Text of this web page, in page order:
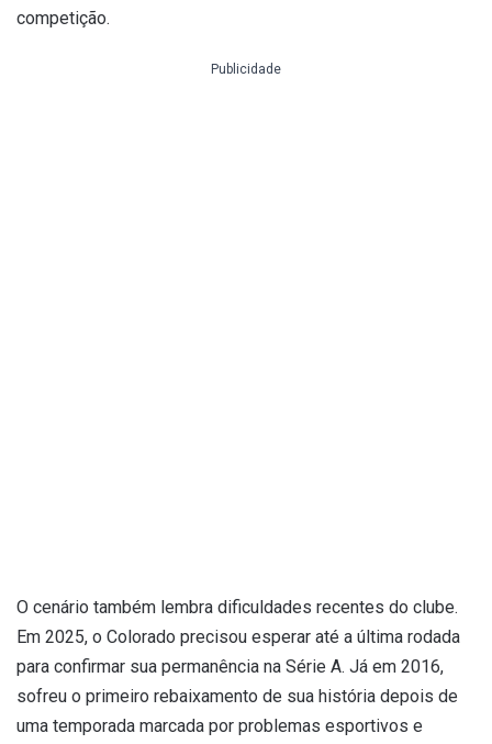
competição.
Publicidade
O cenário também lembra dificuldades recentes do clube.
Em 2025, o Colorado precisou esperar até a última rodada
para confirmar sua permanência na Série A. Já em 2016,
sofreu o primeiro rebaixamento de sua história depois de
uma temporada marcada por problemas esportivos e